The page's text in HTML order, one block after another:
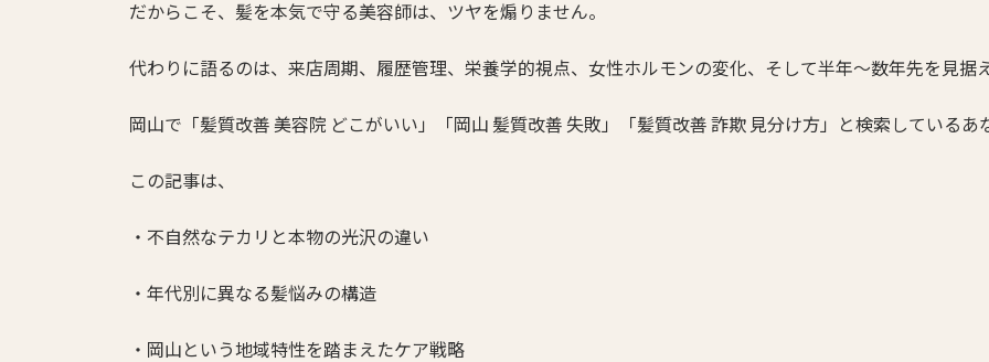
だからこそ、髪を本気で守る美容師は、ツヤを煽りません。
代わりに語るのは、来店周期、履歴管理、栄養学的視点、女性ホルモンの変化、そして半年〜数年先を見据
岡山で「髪質改善 美容院 どこがいい」「岡山 髪質改善 失敗」「髪質改善 詐欺 見分け方」と検索しているあ
この記事は、
・不自然なテカリと本物の光沢の違い
・年代別に異なる髪悩みの構造
・岡山という地域特性を踏まえたケア戦略